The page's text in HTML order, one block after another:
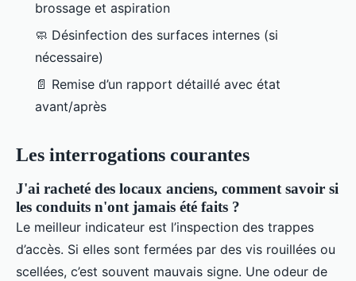
brossage et aspiration
🧼 Désinfection des surfaces internes (si
nécessaire)
📄 Remise d’un rapport détaillé avec état
avant/après
Les interrogations courantes
J'ai racheté des locaux anciens, comment savoir si
les conduits n'ont jamais été faits ?
Le meilleur indicateur est l’inspection des trappes
d’accès. Si elles sont fermées par des vis rouillées ou
scellées, c’est souvent mauvais signe. Une odeur de